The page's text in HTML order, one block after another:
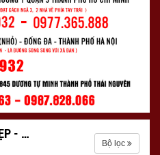
ZIPPO HÀN QUỐC - BẢN HẸP - SLIM
Bộ lọc